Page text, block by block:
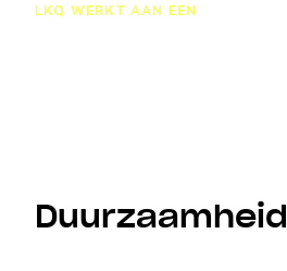
LKQ WERKT AAN EEN
Duurzaamheid